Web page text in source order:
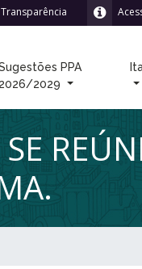
PPA
2026/2029